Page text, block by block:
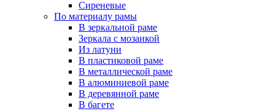
Сиреневые
По материалу рамы
В зеркальной раме
Зеркала с мозаикой
Из латуни
В пластиковой раме
В металлической раме
В алюминиевой раме
В деревянной раме
В багете